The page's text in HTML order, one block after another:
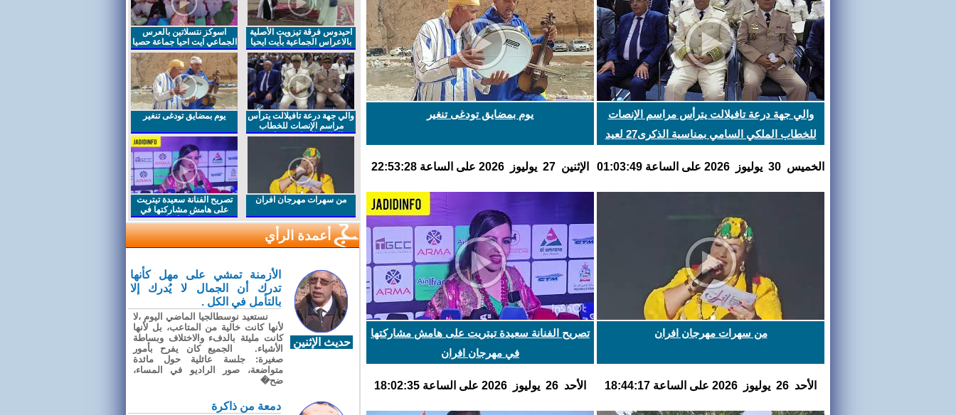
والي جهة درعة تافيلالت يترأس مراسم الإنصات
للخطاب الملكي السامي بمناسبة الذكرى27 لعيد
الخميس 30 يوليوز 2026 على الساعة 01:03:49
يوم بمضايق تودغى تنغير
اﻹثنين 27 يوليوز 2026 على الساعة 22:53:28
من سهرات مهرجان افران
اﻷحد 26 يوليوز 2026 على الساعة 18:44:17
تصريح الفنانة سعيدة تيتريت على هامش مشاركتها
في مهرجان افران
اﻷحد 26 يوليوز 2026 على الساعة 18:02:35
احيدوس فرقة تيزويت الأصلية
بالاعراس الجماعية بأيت ايحيا
اسوكز نتسلاتين بالعرس
الجماعي ايت احيا جماعة حصيا
والي جهة درعة تافيلالت يترأس
مراسم الإنصات للخطاب
الملكي السامي بمناسبة
يوم بمضايق تودغى تنغير
من سهرات مهرجان افران
تصريح الفنانة سعيدة تيتريت
على هامش مشاركتها في
مهرجان افران
أعمدة الرأي
حديث الإثنين
الأزمنة تمشي على مهل كأنها
تدرك أن الجمال لا يُدرك إلا
بالتأمل في الكل .
نستعيد نوسطالجيا الماضي اليوم ،لا
لأنها كانت خالية من المتاعب، بل لأنها
كانت مليئة بالدفء والاختلاف وبساطة
الأشياء. الجميع كان يفرح بأمور
صغيرة: جلسة عائلية حول مائدة
متواضعة، صور الراديو في المساء،
ضح�
دمعة من ذاكرة